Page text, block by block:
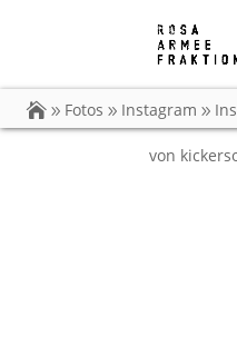
Fotos Instagram
von